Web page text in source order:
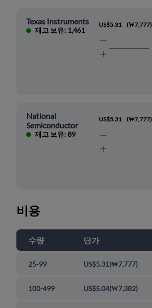
Texas Instruments
재고 보유: 1,461
US$5.31 (₩7,777)
National
Semiconductor
재고 보유: 89
US$5.31 (₩7,777)
비용
수량 단가
25-99 US$5.31(₩7,777)
100-499 US$5.04(₩7,382)